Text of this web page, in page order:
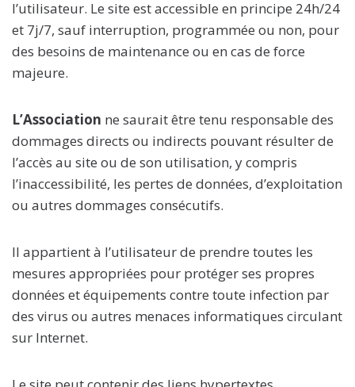
l’utilisateur. Le site est accessible en principe 24h/24
et 7j/7, sauf interruption, programmée ou non, pour
des besoins de maintenance ou en cas de force
majeure.
L’Association ne saurait être tenu responsable des
dommages directs ou indirects pouvant résulter de
l’accès au site ou de son utilisation, y compris
l’inaccessibilité, les pertes de données, d’exploitation
ou autres dommages consécutifs.
Il appartient à l’utilisateur de prendre toutes les
mesures appropriées pour protéger ses propres
données et équipements contre toute infection par
des virus ou autres menaces informatiques circulant
sur Internet.